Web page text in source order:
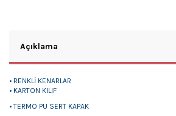
Açıklama
• RENKLİ KENARLAR
• KARTON KILIF
• TERMO PU SERT KAPAK